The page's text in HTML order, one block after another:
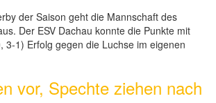
der Saison geht die Mannschaft des
Der ESV Dachau konnte die Punkte mit
3-1) Erfolg gegen die Luchse im eigenen
vor, Spechte ziehen nach